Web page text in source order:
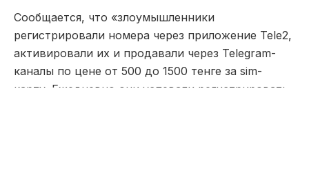
Сообщается, что «злоумышленники
регистрировали номера через приложение Tele2,
активировали их и продавали через Telegram-
каналы по цене от 500 до 1500 тенге за sim-
карту. Ежедневно они успевали регистрировать